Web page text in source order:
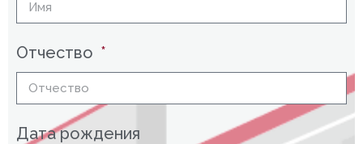
Отчество
Дата рождения